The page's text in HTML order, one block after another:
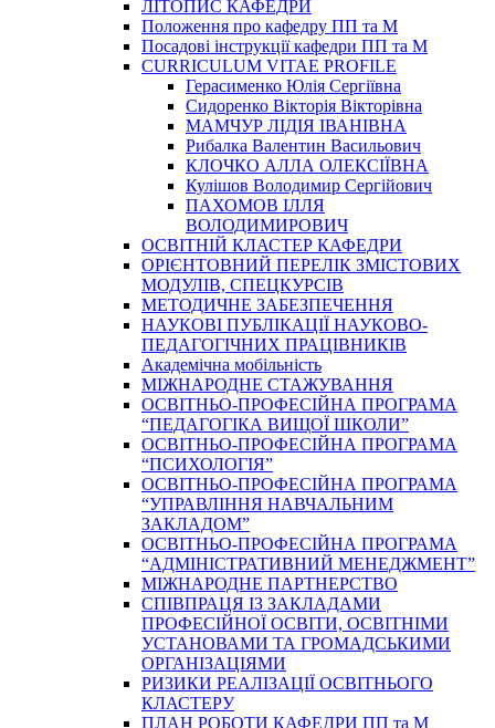
ЛІТОПИС КАФЕДРИ
Положення про кафедру ПП та М
Посадові інструкції кафедри ПП та М
CURRICULUM VITAE PROFILE
Герасименко Юлія Сергіївна
Сидоренко Вікторія Вікторівна
МАМЧУР ЛІДІЯ ІВАНІВНА
Рибалка Валентин Васильович
КЛОЧКО АЛЛА ОЛЕКСІЇВНА
Кулішов Володимир Сергійович
ПАХОМОВ ІЛЛЯ
ВОЛОДИМИРОВИЧ
ОСВІТНІЙ КЛАСТЕР КАФЕДРИ
ОРІЄНТОВНИЙ ПЕРЕЛІК ЗМІСТОВИХ
МОДУЛІВ, СПЕЦКУРСІВ
МЕТОДИЧНЕ ЗАБЕЗПЕЧЕННЯ
НАУКОВІ ПУБЛІКАЦІЇ НАУКОВО-
ПЕДАГОГІЧНИХ ПРАЦІВНИКІВ
Академічна мобільність
МІЖНАРОДНЕ СТАЖУВАННЯ
ОСВІТНЬО-ПРОФЕСІЙНА ПРОГРАМА
“ПЕДАГОГІКА ВИЩОЇ ШКОЛИ”
ОСВІТНЬО-ПРОФЕСІЙНА ПРОГРАМА
“ПСИХОЛОГІЯ”
ОСВІТНЬО-ПРОФЕСІЙНА ПРОГРАМА
“УПРАВЛІННЯ НАВЧАЛЬНИМ
ЗАКЛАДОМ”
ОСВІТНЬО-ПРОФЕСІЙНА ПРОГРАМА
“АДМІНІСТРАТИВНИЙ МЕНЕДЖМЕНТ”
МІЖНАРОДНЕ ПАРТНЕРСТВО
СПІВПРАЦЯ ІЗ ЗАКЛАДАМИ
ПРОФЕСІЙНОЇ ОСВІТИ, ОСВІТНІМИ
УСТАНОВАМИ ТА ГРОМАДСЬКИМИ
ОРГАНІЗАЦІЯМИ
РИЗИКИ РЕАЛІЗАЦІЇ ОСВІТНЬОГО
КЛАСТЕРУ
ПЛАН РОБОТИ КАФЕДРИ ПП та М